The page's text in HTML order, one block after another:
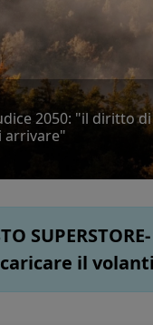
2050: "il diritto
arrivare"
SUPERSTORE-
il